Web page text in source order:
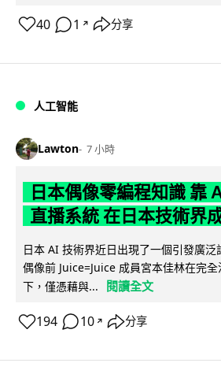
40 1 ↗ 分享
人工智能
Lawton 7 小時
日本偶像零編程知識 靠
直播系統 在日本技術界
日本 AI 技術界近日出現了一個引發廣
偶像前 Juice=Juice 成員宮本佳林在完
下，僅憑藉與...
閱讀全文
194 10 ↗ 分享